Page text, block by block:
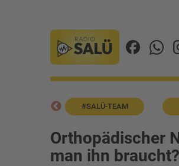
#SALÜ-TEAM
Orthopädischer
man ihn braucht?